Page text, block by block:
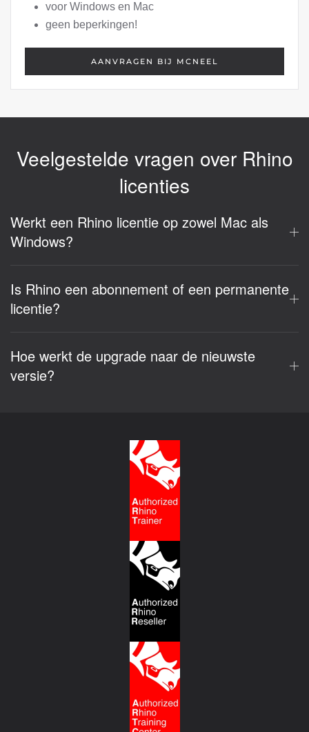
voor Windows en Mac
geen beperkingen!
AANVRAGEN BIJ MCNEEL
Veelgestelde vragen over Rhino
licenties
Werkt een Rhino licentie op zowel Mac als
Windows?
Is Rhino een abonnement of een permanente
licentie?
Hoe werkt de upgrade naar de nieuwste
versie?